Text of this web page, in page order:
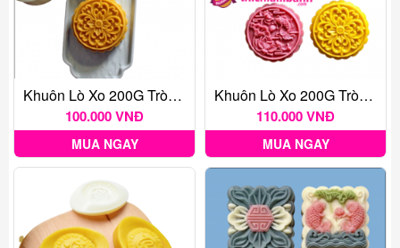
Khuôn Lò Xo 200G Tròn 2M Ngọc Vân
100.000 VNĐ
MUA NGAY
Khuôn Lò Xo 200G Tròn 4M Liên Đào
110.000 VNĐ
MUA NGAY